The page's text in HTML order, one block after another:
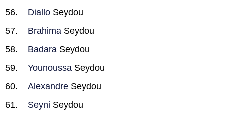
Diallo Seydou
Brahima Seydou
Badara Seydou
Younoussa Seydou
Alexandre Seydou
Seyni Seydou